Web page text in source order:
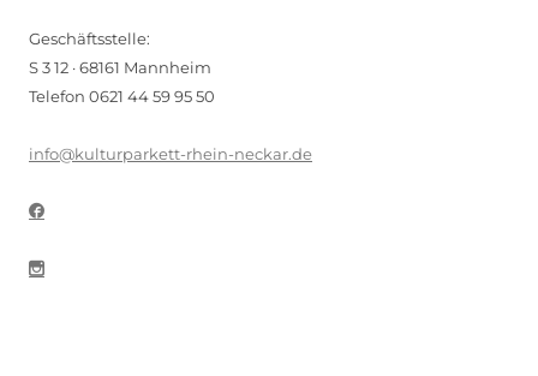
Geschäftsstelle:
S 3 12 · 68161 Mannheim
Telefon 0621 44 59 95 50
info@kulturparkett-rhein-neckar.de